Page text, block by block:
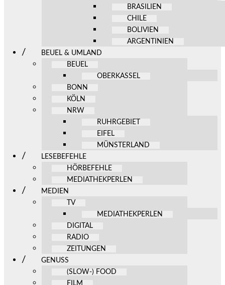
BRASILIEN
CHILE
BOLIVIEN
ARGENTINIEN
BEUEL & UMLAND
BEUEL
OBERKASSEL
BONN
KÖLN
NRW
RUHRGEBIET
EIFEL
MÜNSTERLAND
LESEBEFEHLE
HÖRBEFEHLE
MEDIATHEKPERLEN
MEDIEN
TV
MEDIATHEKPERLEN
DIGITAL
RADIO
ZEITUNGEN
GENUSS
(SLOW-) FOOD
FILM